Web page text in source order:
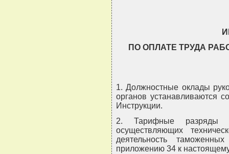
ПО ОПЛАТЕ ТРУДА
1. Должностные оклады
органов устанавливаются
Инструкции.
2. Тарифные разряды
осуществляющих
деятельность
приложению 34 к